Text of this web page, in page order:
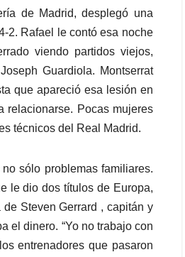
de Madrid, desplegó una
2. Rafael le contó esa noche
viendo partidos viejos,
Guardiola. Montserrat
que apareció esa lesión en
relacionarse. Pocas mujeres
técnicos del Real Madrid.
sólo problemas familiares.
le dio dos títulos de Europa,
Steven Gerrard , capitán y
el dinero. “Yo no trabajo con
entrenadores que pasaron